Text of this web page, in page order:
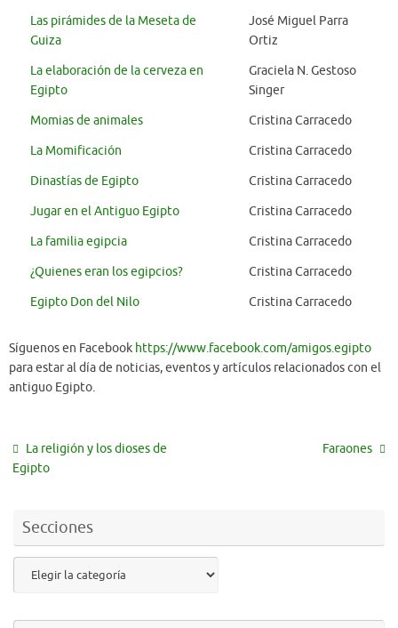
Las pirámides de la Meseta de
Guiza
José Miguel Parra
Ortiz
La elaboración de la cerveza en
Egipto
Graciela N. Gestoso
Singer
Momias de animales
Cristina Carracedo
La Momificación
Cristina Carracedo
Dinastías de Egipto
Cristina Carracedo
Jugar en el Antiguo Egipto
Cristina Carracedo
La familia egipcia
Cristina Carracedo
¿Quienes eran los egipcios?
Cristina Carracedo
Egipto Don del Nilo
Cristina Carracedo
Síguenos en Facebook https://www.facebook.com/amigos.egipto
para estar al día de noticias, eventos y artículos relacionados con el
antiguo Egipto.
La religión y los dioses de
Egipto
Faraones
Secciones